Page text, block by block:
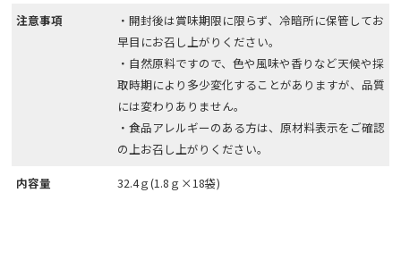
注意事項
・開封後は賞味期限に限らず、冷暗所に保管してお
早目にお召し上がりください。
・自然原料ですので、色や風味や香りなど天候や採
取時期により多少変化することがありますが、品質
には変わりありません。
・食品アレルギーのある方は、原材料表示をご確認
の上お召し上がりください。
内容量
32.4ｇ(1.8ｇ×18袋)